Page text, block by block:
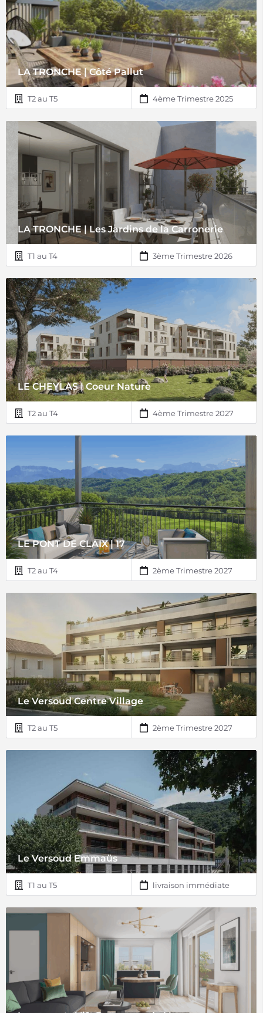
LA TRONCHE | Côté Pallut
T2 au T5 4ème Trimestre 2025
LA TRONCHE | Les Jardins de la Carronerie
T1 au T4 3ème Trimestre 2026
LE CHEYLAS | Coeur Nature
T2 au T4 4ème Trimestre 2027
LE PONT DE CLAIX | 17
T2 au T4 2ème Trimestre 2027
Le Versoud Centre Village
T2 au T5 2ème Trimestre 2027
Le Versoud Emmaüs
T1 au T5 livraison immédiate